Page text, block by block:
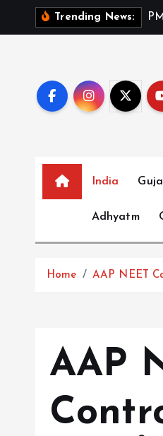
Trending News: P M
India
Adhyatm
Home AAP NEET
AAP